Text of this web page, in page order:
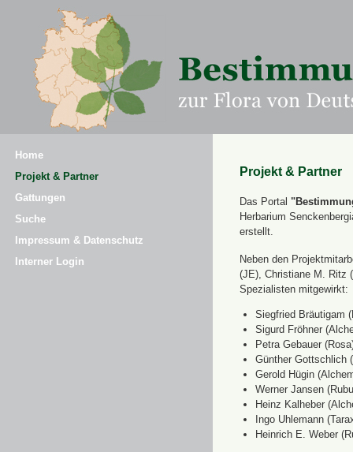
Home
Projekt & Partner
Gattungen
Suche
Impressum & Datenschutz
Interner Login
Projekt & Partner
Das Portal
Herbarium
erstellt.
Neben den
(JE), Christiane M. Ritz
Spezialisten mitgewirkt:
Siegfried Bräutigam
Sigurd Fröhner
Petra Gebauer
Günther Gottschlich
Gerold Hügin
Werner Jansen
Heinz Kalheber
Ingo Uhlemann
Heinrich E. Weber